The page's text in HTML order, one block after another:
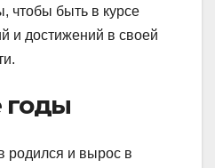
чтобы быть в курсе
и достижений в своей
родился и вырос в